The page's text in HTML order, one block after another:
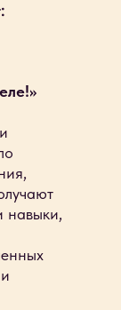
навыки,